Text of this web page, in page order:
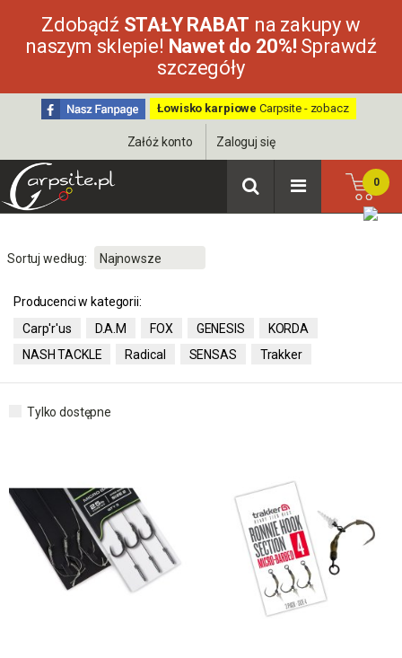
Zdobądź STAŁY RABAT na zakupy w
naszym sklepie! Nawet do 20%! Sprawdź
szczegóły
Łowisko karpiowe Carpsite - zobacz
Załóż konto Zaloguj się
0
Tylko dostępne
Sortuj według:
Producenci w kategorii:
Carp'r'us
D.A.M FOX GENESIS
KORDA
NASH TACKLE
Radical SENSAS Trakker